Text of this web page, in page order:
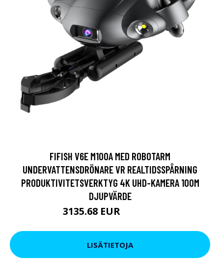
FIFISH V6E M100A MED ROBOTARM
UNDERVATTENSDRÖNARE VR REALTIDSSPÅRNING
PRODUKTIVITETSVERKTYG 4K UHD-KAMERA 100M
DJUPVÄRDE
3135.68 EUR
LISÄTIETOJA